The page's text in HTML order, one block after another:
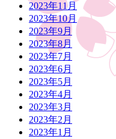
2023年11月
2023年10月
2023年9月
2023年8月
2023年7月
2023年6月
2023年5月
2023年4月
2023年3月
2023年2月
2023年1月